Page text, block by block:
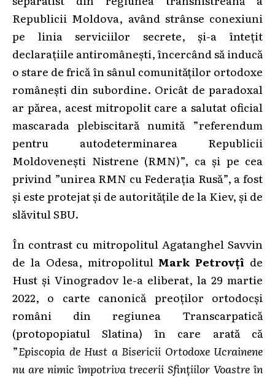
Republicii Moldova, având strânse conexiuni
pe linia serviciilor secrete, și-a întețit
declarațiile antiromânești, încercând să inducă
o stare de frică în sânul comunităților ortodoxe
românești din subordine. Oricât de paradoxal
ar părea, acest mitropolit care a salutat oficial
mascarada plebiscitară numită ”referendum
pentru autodeterminarea Republicii
Moldovenești Nistrene (RMN)”, ca și pe cea
privind ”unirea RMN cu Federația Rusă”, a fost
și este protejat și de autoritățile de la Kiev, și de
slăvitul SBU.
În contrast cu mitropolitul Agatanghel Savvin
de la Odesa, mitropolitul Mark Petrovțî de
Hust și Vinogradov le-a eliberat, la 29 martie
2022, o carte canonică preoților ortodocși
români din regiunea Transcarpatică
(protopopiatul Slatina) în care arată că
”Episcopia de Hust a Bisericii Ortodoxe Ucrainene
nu are nimic împotriva trecerii Sfințiilor Voastre în